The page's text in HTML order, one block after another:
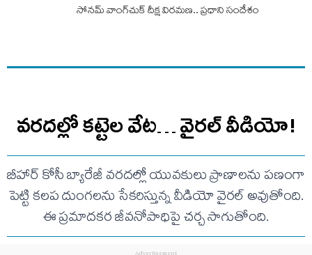
సోనమ్‌ వాంగ్‌చుక్‌ దీక్ష విరమణ.. ప్రధాని సందేశం
వరదల్లో కట్టెల వేట… వైరల్ వీడియో!
బీహార్ కోసీ బ్యారేజీ వరదల్లో యువకులు ప్రాణాలను పణంగా
పెట్టి కలప దుంగలను సేకరిస్తున్న వీడియో వైరల్ అవుతోంది.
ఈ ప్రమాదకర జీవనోపాధిపై చర్చ సాగుతోంది.